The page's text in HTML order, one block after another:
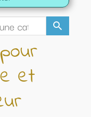
search
et